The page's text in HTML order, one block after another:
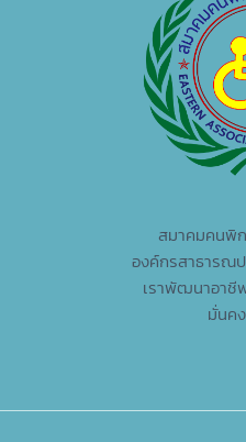
สมาคมคนพิ
องค์กรสาธารณ
เราพัฒนาอาชี
มั่นค